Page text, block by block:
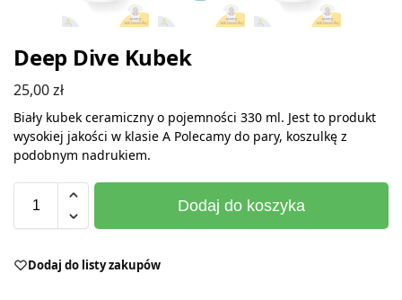
Deep Dive Kubek
25,00zł
Biały kubek ceramiczny o pojemności 330 ml. Jest to produkt
wysokiej jakości w klasie A Polecamy do pary, koszulkę z
podobnym nadrukiem.
Dodaj do koszyka
Dodaj do listy zakupów